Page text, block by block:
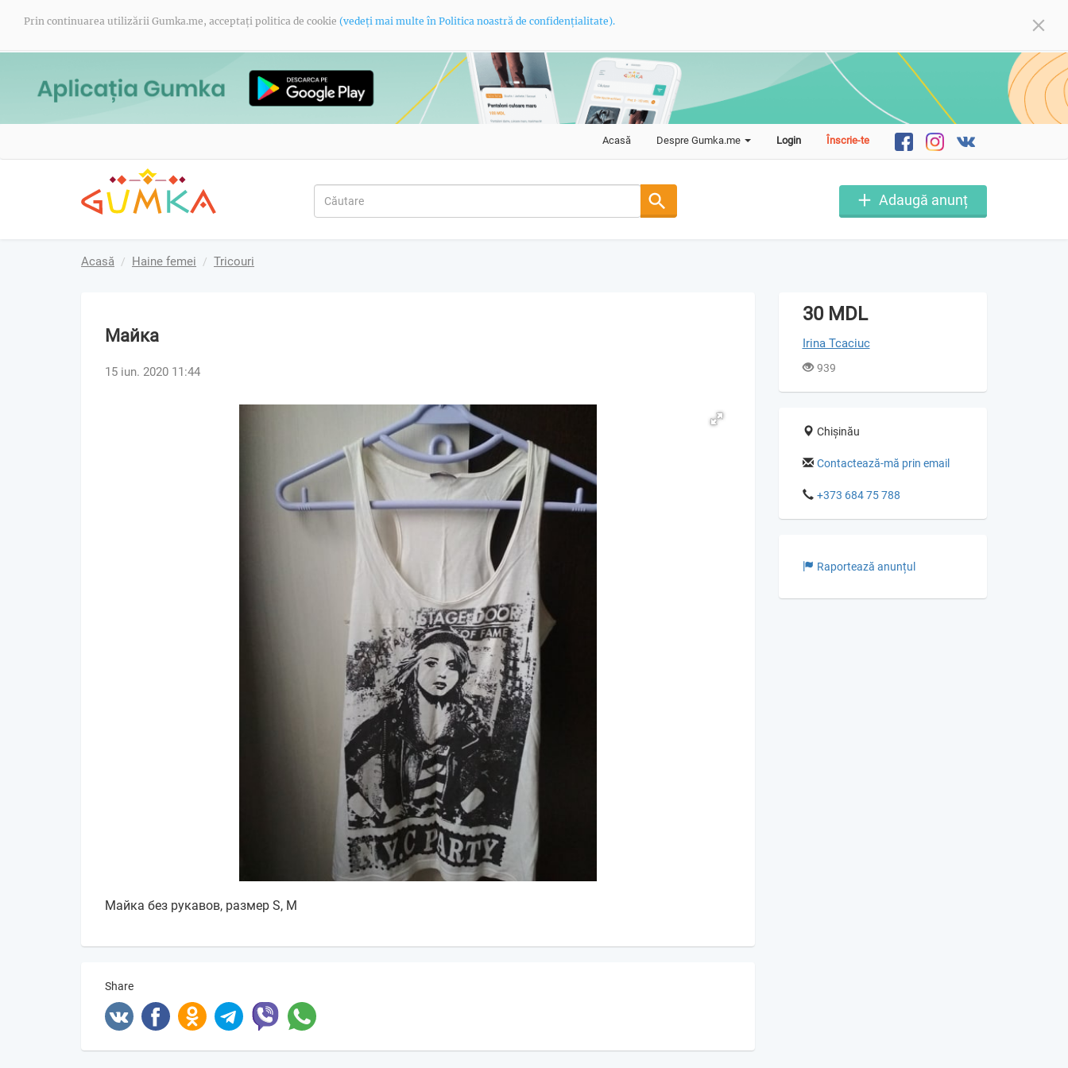
Prin continuarea utilizării Gumka.me, acceptați politica de cookie (vedeți mai multe în Politica noastră de confidențialitate).
Acasă Despre Gumka.me Login Înscrie-te
Adaugă anunț
Acasă Haine femei Tricouri
Майка
15 iun. 2020 11:44
Майка без рукавов, размер S, M
Share
30 MDL
Irina Tcaciuc
939
Chișinău
Contactează-mă prin email
+373 684 75 788
Raportează anunțul